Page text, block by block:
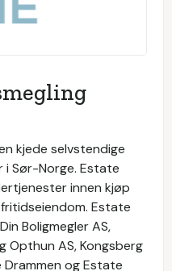
kjede selvstendige
i Sør-Norge. Estate
innen kjøp
Estate
Boligmegler AS,
AS, Kongsberg
Drammen og Estate